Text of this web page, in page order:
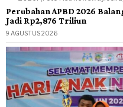
Perubahan APBD 2026
Jadi Rp2,876 Triliun
9 AGUSTUS 2026